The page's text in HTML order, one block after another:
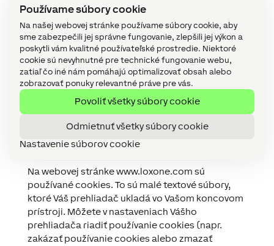
Používame súbory cookie
Na našej webovej stránke používame súbory cookie, aby
sme zabezpečili jej správne fungovanie, zlepšili jej výkon a
poskytli vám kvalitné používateľské prostredie. Niektoré
cookie sú nevyhnutné pre technické fungovanie webu,
zatiaľ čo iné nám pomáhajú optimalizovať obsah alebo
zobrazovať ponuky relevantné práve pre vás.
Povoliť všetky súbory cookie
Odmietnuť všetky súbory cookie
Nastavenie súborov cookie
uvedený v bode 1 (napr. email, list) je na tento účel
dostačujúce. Samozrejme nájdete odkaz na
odhlásenie aj v každom informačnom e-maile.
Aby bolo zaistené, že sme vašu žiadosť
spracovali správne, môžeme vám zaslať e-mail na
jej potvrdenie krátko potom, čo formulár
odošlete. Týmto sa neprihlásite k žiadnemu
odberu akéhokoľvek informačného spravodaja,
ak ste o to nepožiadali vo vašom pôvodnom
podanom formulári.
3. Používanie cookies
Na webovej stránke www.loxone.com sú
používané cookies. To sú malé textové súbory,
ktoré Váš prehliadač ukladá vo Vašom koncovom
prístroji. Môžete v nastaveniach Vášho
prehliadača riadiť používanie cookies (napr.
zakázať používanie cookies alebo zmazať